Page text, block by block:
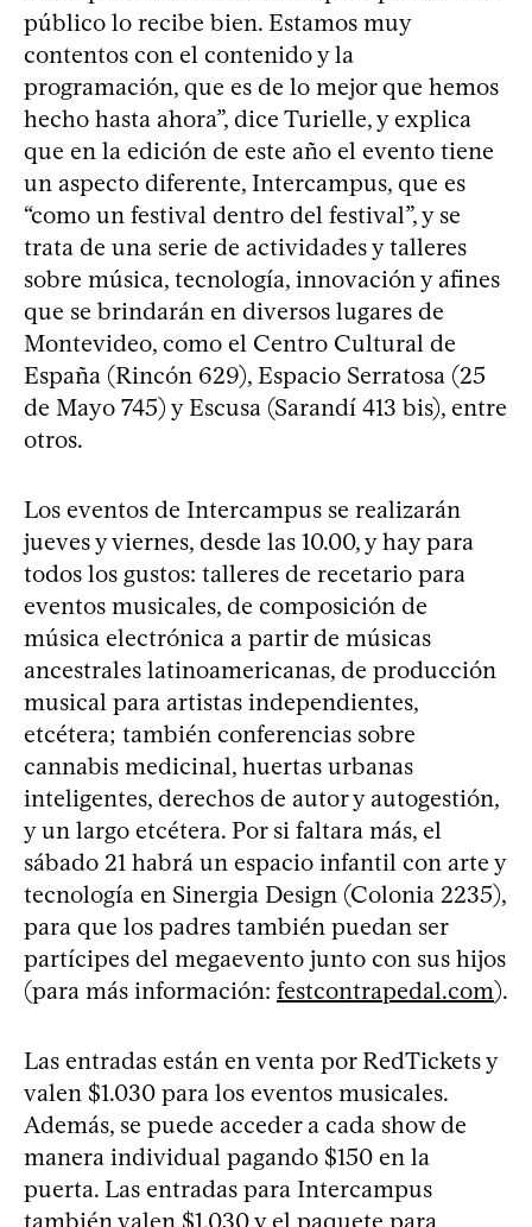
público lo recibe bien. Estamos muy
contentos con el contenido y la
programación, que es de lo mejor que hemos
hecho hasta ahora”, dice Turielle, y explica
que en la edición de este año el evento tiene
un aspecto diferente, Intercampus, que es
“como un festival dentro del festival”, y se
trata de una serie de actividades y talleres
sobre música, tecnología, innovación y afines
que se brindarán en diversos lugares de
Montevideo, como el Centro Cultural de
España (Rincón 629), Espacio Serratosa (25
de Mayo 745) y Escusa (Sarandí 413 bis), entre
otros.
Los eventos de Intercampus se realizarán
jueves y viernes, desde las 10.00, y hay para
todos los gustos: talleres de recetario para
eventos musicales, de composición de
música electrónica a partir de músicas
ancestrales latinoamericanas, de producción
musical para artistas independientes,
etcétera; también conferencias sobre
cannabis medicinal, huertas urbanas
inteligentes, derechos de autor y autogestión,
y un largo etcétera. Por si faltara más, el
sábado 21 habrá un espacio infantil con arte y
tecnología en Sinergia Design (Colonia 2235),
para que los padres también puedan ser
partícipes del megaevento junto con sus hijos
(para más información: festcontrapedal.com).
Las entradas están en venta por RedTickets y
valen $1.030 para los eventos musicales.
Además, se puede acceder a cada show de
manera individual pagando $150 en la
puerta. Las entradas para Intercampus
también valen $1.030 y el paquete para